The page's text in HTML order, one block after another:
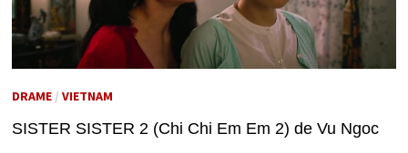
DRAME/ VIETNAM
SISTER SISTER 2 (Chi Chi Em Em 2) de Vu Ngoc